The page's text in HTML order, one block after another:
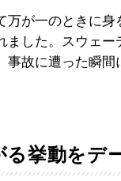
が一のときに身
ました。スウェ
事故に遭った瞬
る挙動をデ